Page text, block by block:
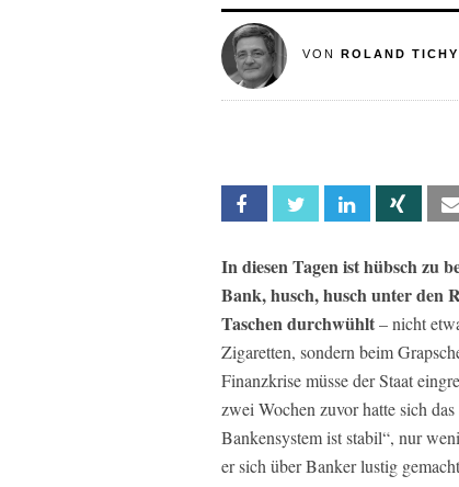
VON ROLAND TICHY
Facebook Twitter Linkedin Xing
In diesen Tagen ist hübsch zu
Bank, husch, husch unter den
Taschen durchwühlt– nicht
Zigaretten, sondern beim
Finanzkrise müsse der Staat
zwei Wochen zuvor hatte sich
Bankensystem ist stabil“, nur
er sich über Banker lustig